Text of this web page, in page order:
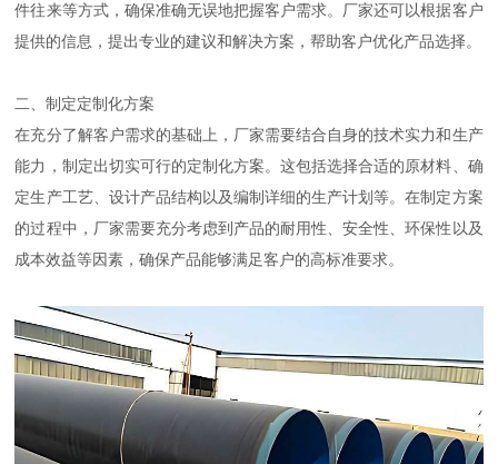
件往来等方式，确保准确无误地把握客户需求。厂家还可以根据客户
提供的信息，提出专业的建议和解决方案，帮助客户优化产品选择。
二、制定定制化方案
在充分了解客户需求的基础上，厂家需要结合自身的技术实力和生产
能力，制定出切实可行的定制化方案。这包括选择合适的原材料、确
定生产工艺、设计产品结构以及编制详细的生产计划等。在制定方案
的过程中，厂家需要充分考虑到产品的耐用性、安全性、环保性以及
成本效益等因素，确保产品能够满足客户的高标准要求。